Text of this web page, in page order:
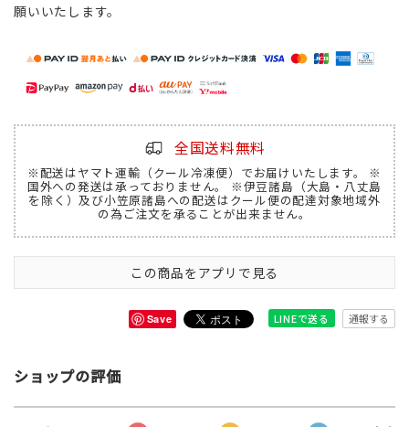
願いいたします。
全国送料無料
※配送はヤマト運輸（クール冷凍便）でお届けいたします。 ※
国外への発送は承っておりません。 ※伊豆諸島（大島・八丈島
を除く）及び小笠原諸島への配送はクール便の配達対象地域外
の為ご注文を承ることが出来ません。
この商品をアプリで見る
Save LINEで送る 通報する
ショップの評価